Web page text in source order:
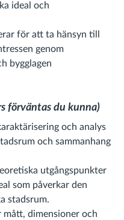
ideal och
för att ta hänsyn till
genom
bygglagen
förväntas du kunna)
och analys
och sammanhang
utgångspunkter
som påverkar den
stadsrum.
dimensioner och